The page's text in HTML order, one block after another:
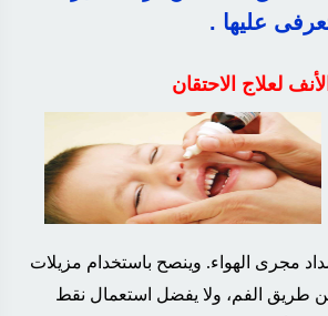
عليها .
مجرى الهواء. وينصح باستخدام مزيلات
عن طريق الفم، ولا يفضل استعمال نقط